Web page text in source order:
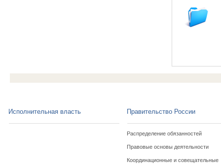
Исполнительная власть Правительство России
Распределение обязанностей
Правовые основы деятельности
Координационные и совещательные